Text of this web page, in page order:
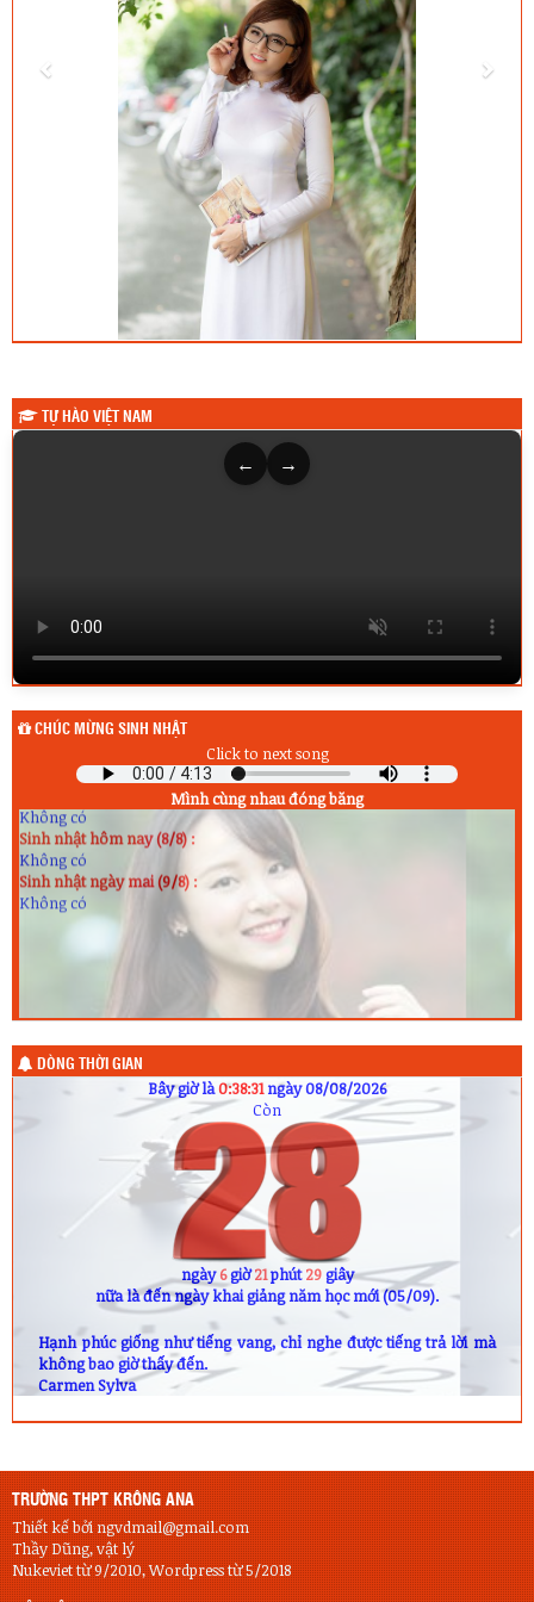
TỰ HÀO VIỆT NAM
← →
CHÚC MỪNG SINH NHẬT
Click to next song
Mình cùng nhau đóng băng
Sinh nhật hôm qua (7/8) :
Không có
Sinh nhật hôm nay (8/8) :
Không có
Sinh nhật ngày mai (9/8) :
Không có
DÒNG THỜI GIAN
Bây giờ là0:38:31ngày 08/08/2026
Còn
ngày6giờ21phút29giây
nữa là đến ngày khai giảng năm học mới (05/09).
Hạnh phúc giống như tiếng vang, chỉ nghe được tiếng trả lời mà
không bao giờ thấy đến.
Carmen Sylva
TRƯỜNG THPT KRÔNG ANA
Thiết kế bởi ngvdmail@gmail.com
Thầy Dũng, vật lý
Nukeviet từ 9/2010, Wordpress từ 5/2018